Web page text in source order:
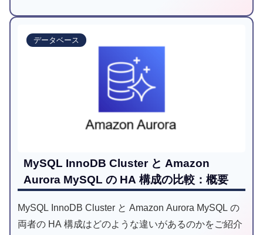
データベース
MySQL InnoDB Cluster と Amazon
Aurora MySQL の HA 構成の比較：概要
MySQL InnoDB Cluster と Amazon Aurora MySQL の
両者の HA 構成はどのような違いがあるのかをご紹介